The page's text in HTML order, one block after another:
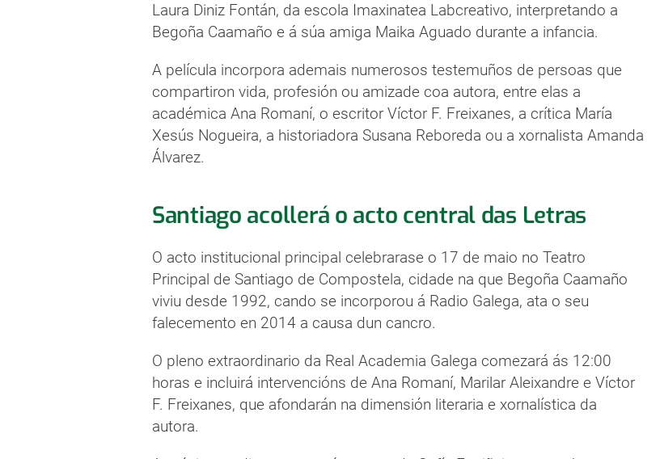
Laura Diniz Fontán, da escola Imaxinatea Labcreativo, interpretando a
Begoña Caamaño e á súa amiga Maika Aguado durante a infancia.
A película incorpora ademais numerosos testemuños de persoas que
compartiron vida, profesión ou amizade coa autora, entre elas a
académica Ana Romaní, o escritor Víctor F. Freixanes, a crítica María
Xesús Nogueira, a historiadora Susana Reboreda ou a xornalista Amanda
Álvarez.
Santiago acollerá o acto central das Letras
O acto institucional principal celebrarase o 17 de maio no Teatro
Principal de Santiago de Compostela, cidade na que Begoña Caamaño
viviu desde 1992, cando se incorporou á Radio Galega, ata o seu
falecemento en 2014 a causa dun cancro.
O pleno extraordinario da Real Academia Galega comezará ás 12:00
horas e incluirá intervencións de Ana Romaní, Marilar Aleixandre e Víctor
F. Freixanes, que afondarán na dimensión literaria e xornalística da
autora.